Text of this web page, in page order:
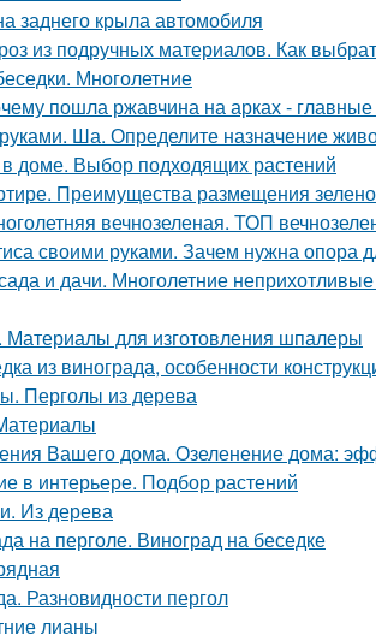
заднего крыла автомобиля
из подручных материалов. Как
Многолетние
пошла ржавчина на арках -
Ша. Определите назначение
доме. Выбор подходящих растений
Преимущества размещения
вечнозеленая. ТОП
своими руками. Зачем нужна опора
и дачи. Многолетние
для изготовления шпалеры
из винограда, особенности
Перголы из дерева
Вашего дома. Озеленение дома:
в интерьере. Подбор растений
Из дерева
на перголе. Виноград на беседке
Разновидности пергол
лианы